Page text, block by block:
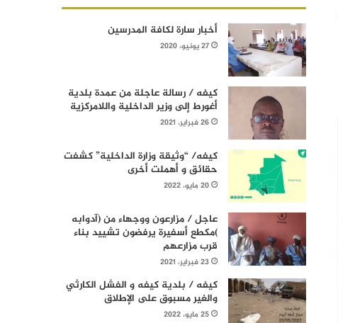
أخبار سارة لكافة المدرسين
27 يونيو، 2020
كيفه / رسالة عاجلة من عمدة بلدية
أغورط إلى وزير الداخلية واللامركزية
26 فبراير، 2021
كيفه/ “وثيقة وزارة الداخلية” كشفت
حقائق و أهملت أخرى
20 مايو، 2022
عاجل / مزارعون ووجهاء من (آدوابه
)مكطع أسفيرة يرفضون تشييد بناء
قرب مزارعهم
23 فبراير، 2021
كيفه / بلدية كيفه و الفشل الكارثي
والغير مسبوق على الإطلاق
25 مايو، 2022